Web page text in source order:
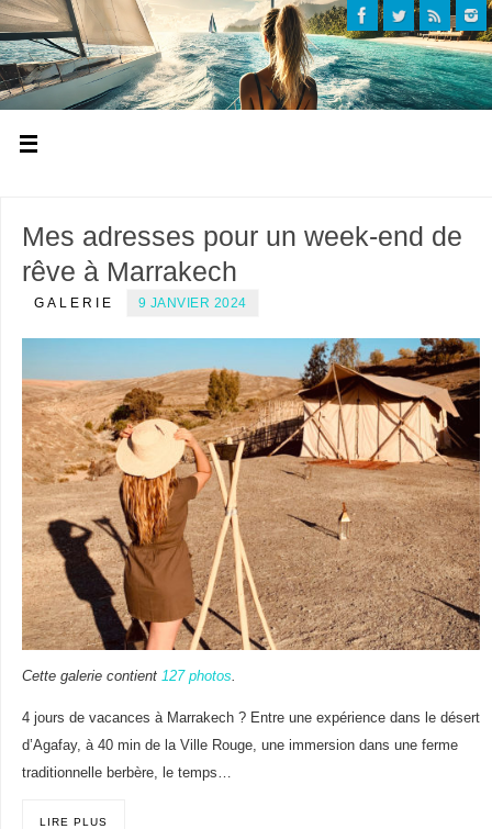
Mes adresses pour un week-end de
rêve à Marrakech
GALERIE 9 JANVIER 2024
Cette galerie contient 127 photos
4 jours de vacances à Marrakech ? Entre une expérience dans le désert
d’Agafay, à 40 min de la Ville Rouge, une immersion dans une ferme
traditionnelle berbère, le temps…
LIRE PLUS